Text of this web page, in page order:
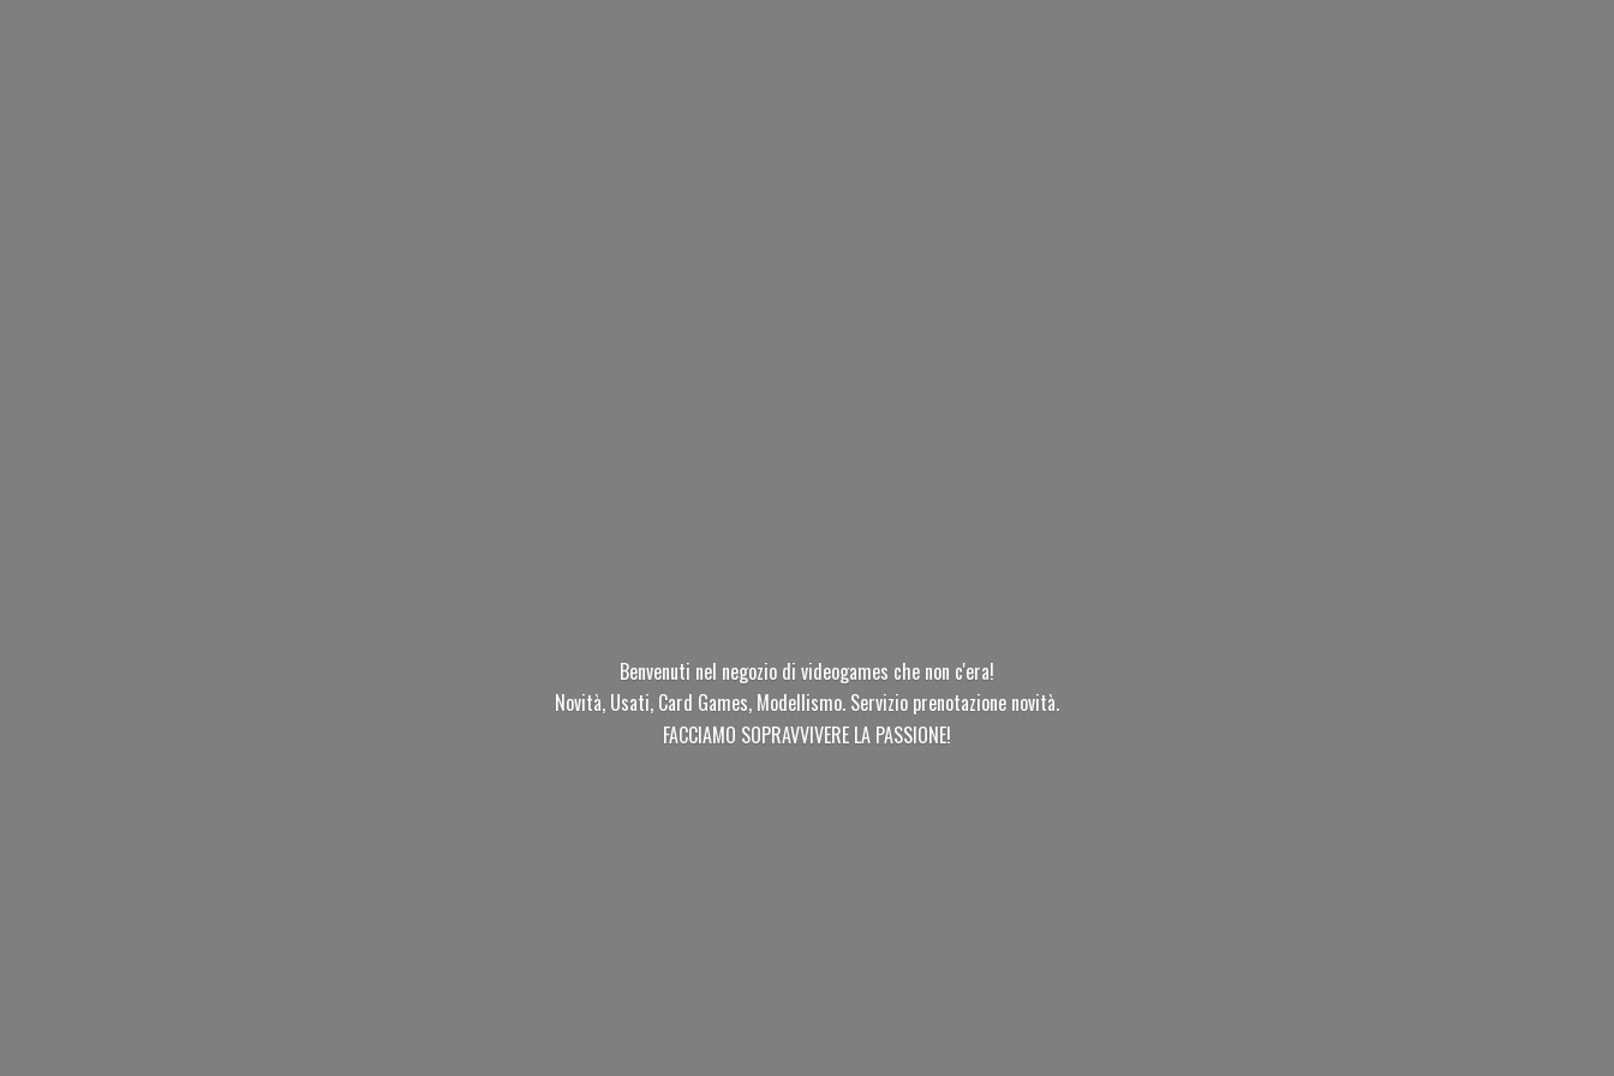
Benvenuti nel negozio di videogames che non c'era!
Novità, Usati, Card Games, Modellismo. Servizio prenotazione novità.
FACCIAMO SOPRAVVIVERE LA PASSIONE!